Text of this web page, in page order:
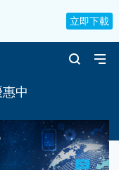
立即下載
中